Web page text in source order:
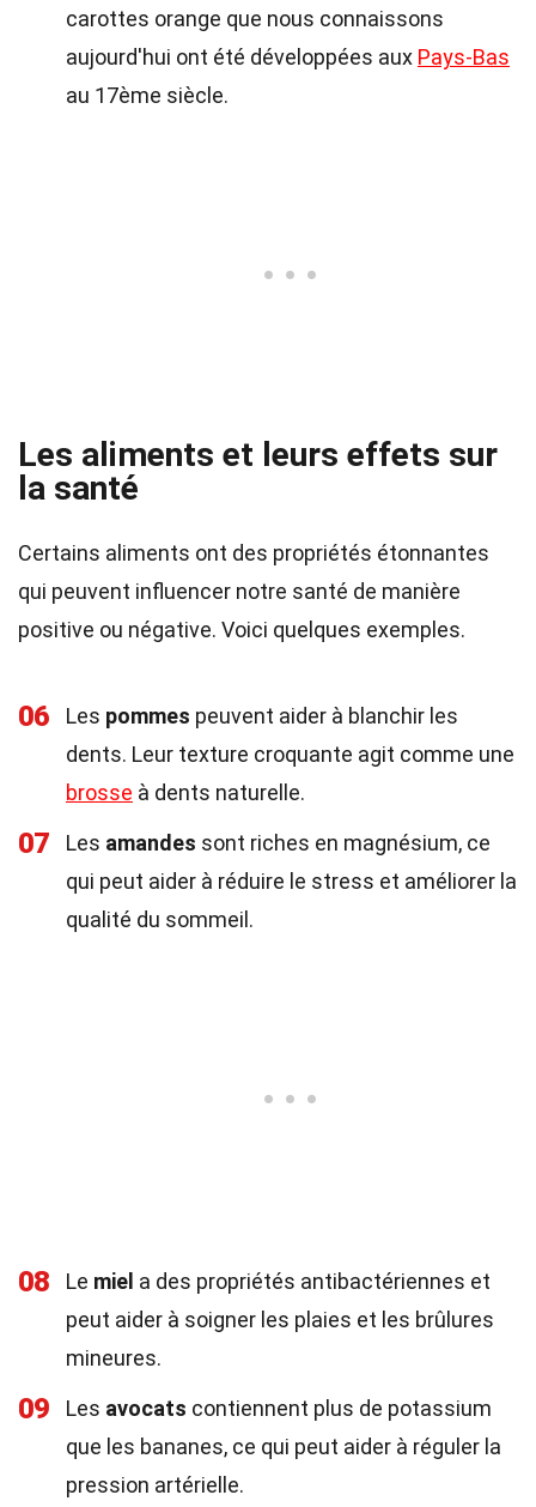
carottes orange que nous connaissons
aujourd'hui ont été développées aux Pays-Bas
au 17ème siècle.
Les aliments et leurs effets sur
la santé
Certains aliments ont des propriétés étonnantes
qui peuvent influencer notre santé de manière
positive ou négative. Voici quelques exemples.
06 Les pommes peuvent aider à blanchir les
dents. Leur texture croquante agit comme une
brosse à dents naturelle.
07 Les amandes sont riches en magnésium, ce
qui peut aider à réduire le stress et améliorer la
qualité du sommeil.
08 Le miel a des propriétés antibactériennes et
peut aider à soigner les plaies et les brûlures
mineures.
09 Les avocats contiennent plus de potassium
que les bananes, ce qui peut aider à réguler la
pression artérielle.